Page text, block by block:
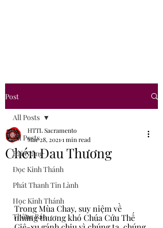
Post
All Posts
Bài Giảng
Đọc Kinh Thánh
Phát Thanh Tin Lành
Học Kinh Thánh
Thông Báo
All Posts
Chén Đau Thương
HTTL Sacramento
Mar 28, 2021 1 min read
Trong Mùa Chay, suy niệm về
những thương khó Chúa Cứu Thế